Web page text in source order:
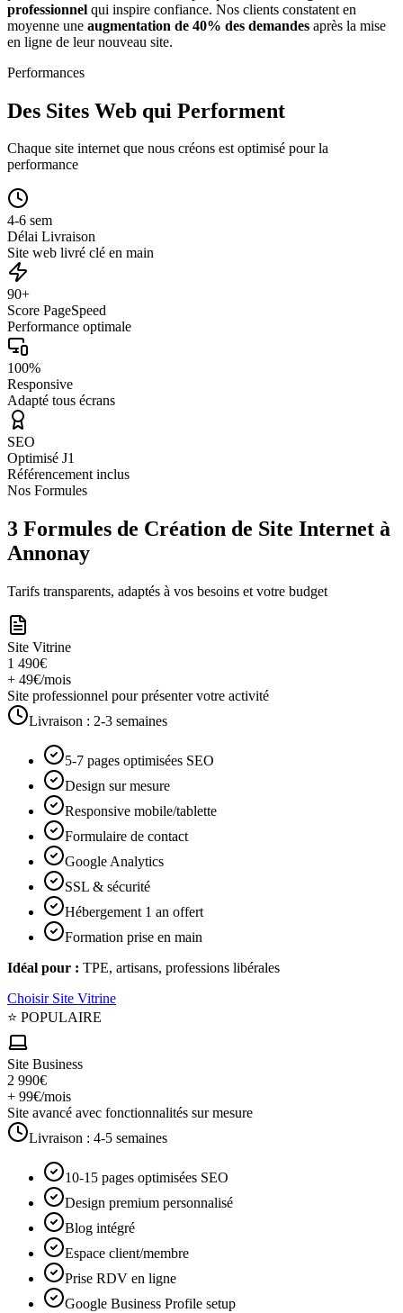
professionnel qui inspire confiance. Nos clients constatent en
moyenne une augmentation de 40% des demandes après la mise
en ligne de leur nouveau site.
Performances
Des Sites Web qui Performent
Chaque site internet que nous créons est optimisé pour la
performance
4-6 sem
Délai Livraison
Site web livré clé en main
90+
Score PageSpeed
Performance optimale
100%
Responsive
Adapté tous écrans
SEO
Optimisé J1
Référencement inclus
Nos Formules
3 Formules de Création de Site Internet à
Annonay
Tarifs transparents, adaptés à vos besoins et votre budget
Site Vitrine
1 490€
+ 49€/mois
Site professionnel pour présenter votre activité
Livraison : 2-3 semaines
5-7 pages optimisées SEO
Design sur mesure
Responsive mobile/tablette
Formulaire de contact
Google Analytics
SSL & sécurité
Hébergement 1 an offert
Formation prise en main
Idéal pour : TPE, artisans, professions libérales
Choisir Site Vitrine
⭐ POPULAIRE
Site Business
2 990€
+ 99€/mois
Site avancé avec fonctionnalités sur mesure
Livraison : 4-5 semaines
10-15 pages optimisées SEO
Design premium personnalisé
Blog intégré
Espace client/membre
Prise RDV en ligne
Google Business Profile setup